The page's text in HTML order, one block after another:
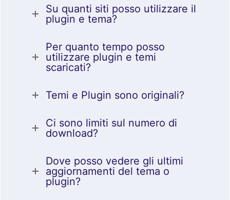
Su quanti siti posso utilizzare il
plugin e tema?
Per quanto tempo posso
utilizzare plugin e temi
scaricati?
Temi e Plugin sono originali?
Ci sono limiti sul numero di
download?
Dove posso vedere gli ultimi
aggiornamenti del tema o
plugin?